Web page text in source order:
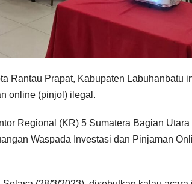
Rantau Prapat, Kabupaten Labuhanbatu
online (pinjol) ilegal.
Regional (KR) 5 Sumatera Bagian Utara
Waspada Investasi dan Pinjaman